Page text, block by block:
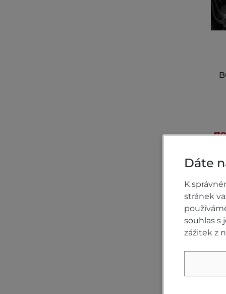
Dáte
K
stránek
souhlas s
zážitek z